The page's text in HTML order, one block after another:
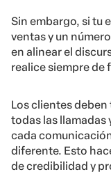
Sin embargo, si tu
ventas y un
en alinear el
realice siempre de
Los clientes
todas las
cada
diferente. Esto
de credibilidad y